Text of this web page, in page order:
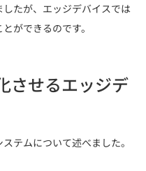
たが、エッジデバイスでは
ができるのです。
させるエッジデ
テムについて述べました。